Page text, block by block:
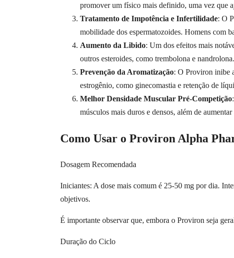
promover um físico mais definido, uma vez que
Tratamento de Impotência e Infertilidade: O
mobilidade dos espermatozoides. Homens com
Aumento da Libido: Um dos efeitos mais
outros esteroides, como trembolona e nandrolona.
Prevenção da Aromatização: O Proviron inibe
estrogênio, como ginecomastia e retenção de
Melhor Densidade Muscular Pré-Competição
músculos mais duros e densos, além de
Como Usar o Proviron Alpha
Dosagem Recomendada
Iniciantes: A dose mais comum é 25-50 mg por dia.
objetivos.
É importante observar que, embora o Proviron seja
Duração do Ciclo